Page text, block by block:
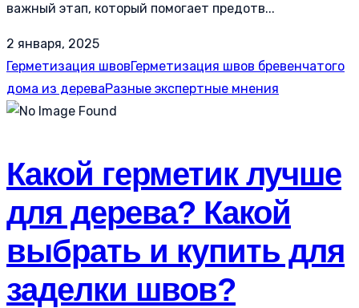
важный этап, который помогает предотв...
2 января, 2025
Герметизация швовГерметизация швов бревенчатого
дома из дереваРазные экспертные мнения
Какой герметик лучше
для дерева? Какой
выбрать и купить для
заделки швов?